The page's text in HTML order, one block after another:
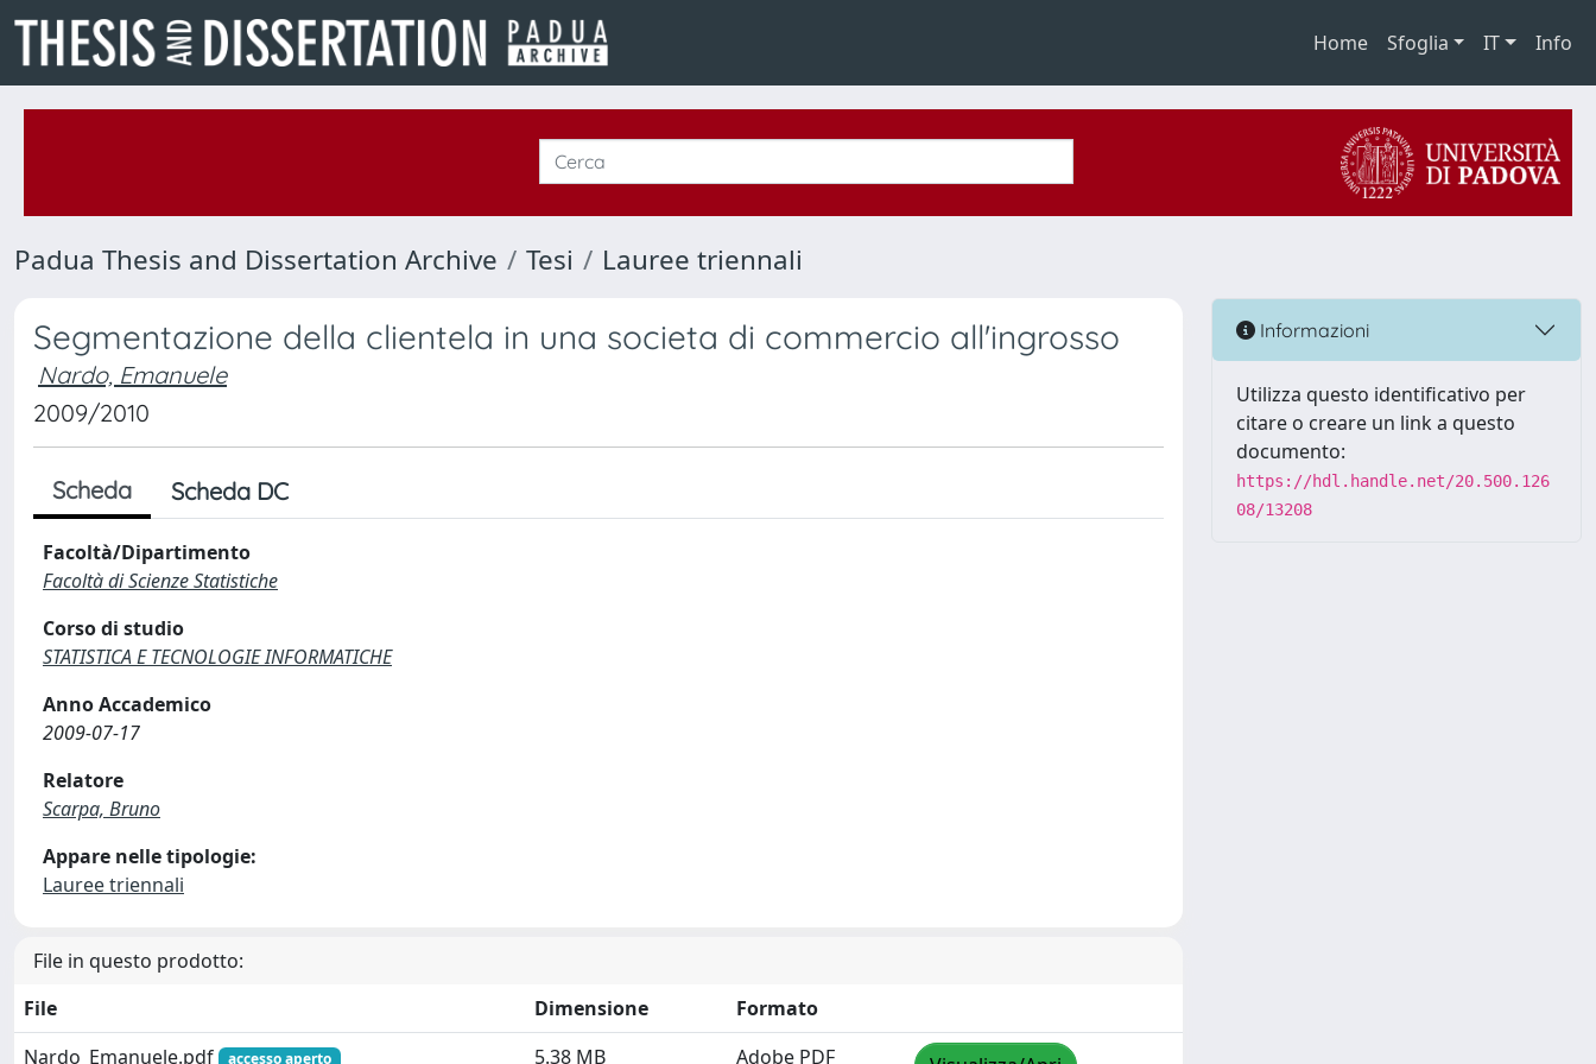
Home Sfoglia IT Info
Padua Thesis and Dissertation Archive Tesi Lauree triennali
Segmentazione della clientela in una societa di commercio all'ingrosso
Nardo, Emanuele
2009/2010
Scheda Scheda DC
Facoltà/Dipartimento
Facoltà di Scienze Statistiche
Corso di studio
STATISTICA E TECNOLOGIE INFORMATICHE
Anno Accademico
2009-07-17
Relatore
Scarpa, Bruno
Appare nelle tipologie:
Lauree triennali
File in questo prodotto:
File
Dimensione
Formato
Nardo_Emanuele.pdf
accesso aperto 5.38 MB Adobe PDF
Informazioni
Utilizza questo identificativo per
citare o creare un link a questo
documento:
https://hdl.handle.net/20.500.126
08/13208